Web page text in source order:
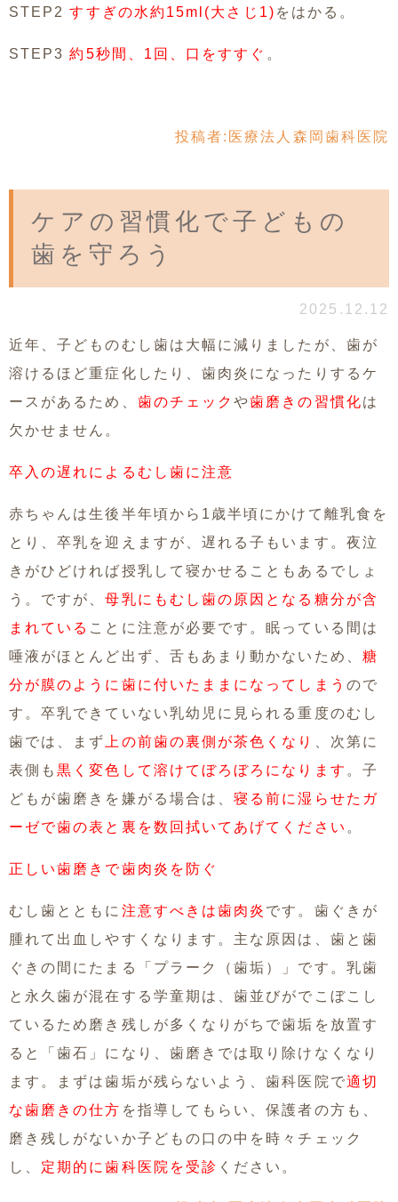
STEP2すすぎの水約15ml(大さじ1) をはかる。
STEP3約5秒間、1回、口をすすぐ 。
投稿者: 医療法人森岡歯科医院
ケアの習慣化で子どもの
歯を守ろう
2025.12.12
近年、子どものむし歯は大幅に減りましたが、歯が
溶けるほど重症化したり、歯肉炎になったりするケ
ースがあるため、 歯のチェックや歯磨きの習慣化は
欠かせません。
卒入の遅れによるむし歯に注意
赤ちゃんは生後半年頃から1歳半頃にかけて離乳食を
とり、卒乳を迎えますが、遅れる子もいます。夜泣
きがひどければ授乳して寝かせることもあるでしょ
う。ですが、母乳にもむし歯の原因となる糖分が含
まれている ことに注意が必要です。眠っている間は
唾液がほとんど出ず、舌もあまり動かないため、 糖
分が膜のように歯に付いたままになってしまう ので
す。卒乳できていない乳幼児に見られる重度のむし
歯では、まず 上の前歯の裏側が茶色くなり
、次第に
表側も黒く変色して溶けてぼろぼろになります 。子
どもが歯磨きを嫌がる場合は、寝る前に湿らせたガ
ーゼで歯の表と裏を数回拭いてあげてください 。
正しい歯磨きで歯肉炎を防ぐ
むし歯とともに 注意すべきは歯肉炎 です。歯ぐきが
腫れて出血しやすくなります。主な原因は、歯と歯
ぐきの間にたまる「プラーク（歯垢）」です。乳歯
と永久歯が混在する学童期は、歯並びがでこぼこし
ているため磨き残しが多くなりがちで歯垢を放置す
ると「歯石」になり、歯磨きでは取り除けなくなり
ます。まずは歯垢が残らないよう、歯科医院で適切
な歯磨きの仕方 を指導してもらい、保護者の方も、
磨き残しがないか子どもの口の中を時々チェック
し、 定期的に歯科医院を受診 ください。